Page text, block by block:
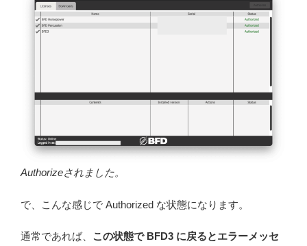
Authorizeされました。
で、こんな感じで Authorized な状態になります。
通常であれば、 この状態で BFD3 に戻るとエラーメッセ